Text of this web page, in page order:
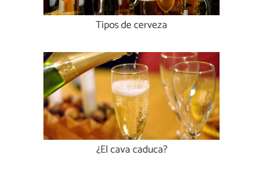
Tipos de cerveza
¿El cava caduca?